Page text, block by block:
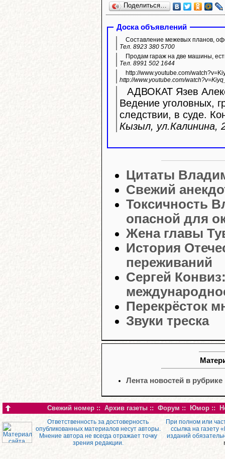
Поделиться…
Доска объявлений
Составление межевых планов,
Тел. 8923 380 5700
Продам гараж на две машины,
Тел. 8991 502 1644
http://www.youtube.com/
http://www.youtube.com/
АДВОКАТ Язев
Ведение уголовных,
следствии, в суде.
Кызыл, ул.Калинина,
Цитаты
Свежий
Токсичность
опасной для
Жена главы
История
переживаний
Сергей
Перекрёсток
Звуки треска
Лента новостей в
Свежий номер :: Архив газеты :: Форум :: Юмор ::
Ответственность за достоверность
опубликованных материалов несут авторы.
Мнение автора не всегда отражает точку
зрения редакции.
При полном или
ссылка на газету
изданий